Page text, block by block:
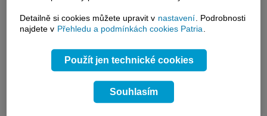
Detailně si cookies můžete upravit v nastavení. Podrobnosti
najdete v Přehledu a podmínkách cookies Patria.
Použít jen technické cookies
Souhlasím